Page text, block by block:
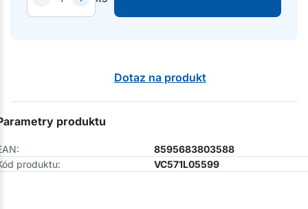
Dotaz na produkt
produktu
8595683803588
produktu:
VC571L05599